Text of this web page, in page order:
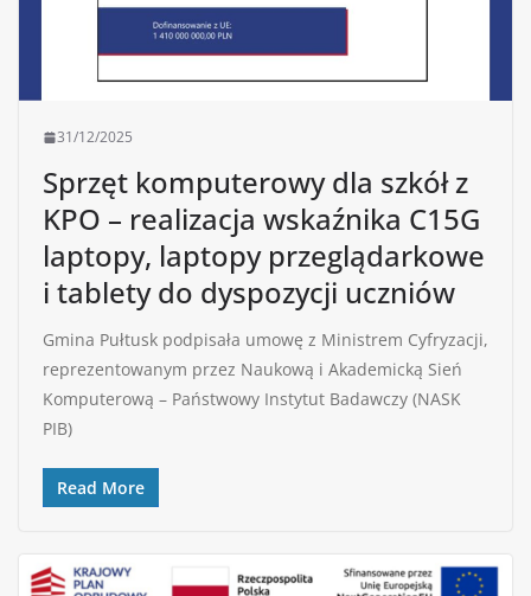
31/12/2025
Sprzęt komputerowy dla szkół z
KPO – realizacja wskaźnika C15G
laptopy, laptopy przeglądarkowe
i tablety do dyspozycji uczniów
Gmina Pułtusk podpisała umowę z Ministrem Cyfryzacji,
reprezentowanym przez Naukową i Akademicką Sień
Komputerową – Państwowy Instytut Badawczy (NASK
PIB)
Read More